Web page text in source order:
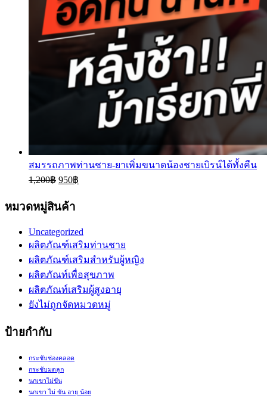
สมรรถภาพท่านชาย-ยาเพิ่มขนาดน้องชายเบิรน์ได้ทั้งคืน
1,200฿ 950฿
หมวดหมู่สินค้า
Uncategorized
ผลิตภัณฑ์เสริมท่านชาย
ผลิตภัณฑ์เสริมสำหรับผู้หญิง
ผลิตภัณท์เพื่อสุขภาพ
ผลิตภัณท์เสริมผู้สูงอายุ
ยังไม่ถูกจัดหมวดหมู่
ป้ายกำกับ
กระชับช่องคลอด
กระชับมดลูก
นกเขาไม่ขัน
นกเขา ไม่ ขัน อายุ น้อย